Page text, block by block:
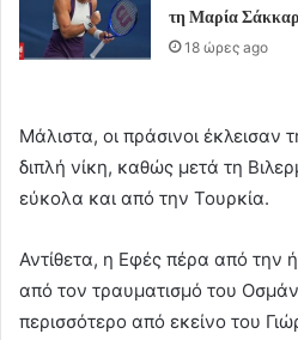
τη Μαρία
18 ώρες ago
Μάλιστα, οι πράσινοι έκλεισαν
διπλή νίκη, καθώς μετά τη
εύκολα και από την Τουρκία.
Αντίθετα, η Εφές πέρα από την
από τον τραυματισμό του
περισσότερο από εκείνο του